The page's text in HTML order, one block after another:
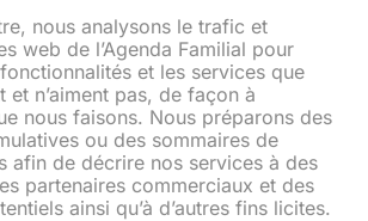
nous analysons le trafic et
web de l’Agenda Familial pour
et les services que
et n’aiment pas, de façon à
nous faisons. Nous préparons des
ou des sommaires de
afin de décrire nos services à des
partenaires commerciaux et des
ainsi qu’à d’autres fins licites.